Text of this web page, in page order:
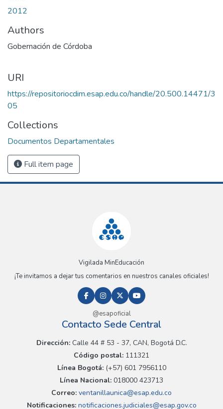
2012
Authors
Gobernación de Córdoba
URI
https://repositoriocdim.esap.edu.co/handle/20.500.14471/3
05
Collections
Documentos Departamentales
Full item page
Vigilada MinEducación
¡Te invitamos a dejar tus comentarios en nuestros canales oficiales!
@esapoficial
Contacto Sede Central
Dirección:Calle 44 # 53 - 37, CAN, Bogotá D.C.
Código postal: 111321
Línea Bogotá:(+57) 601 7956110
Línea Nacional: 018000 423713
Correo: ventanillaunica@esap.edu.co
Notificaciones:notificaciones.judiciales@esap.gov.co